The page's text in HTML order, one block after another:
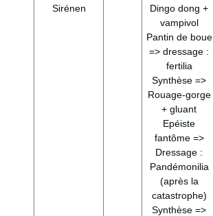
Sirénen
Dingo dong +
vampivol
Pantin de boue
=> dressage :
fertilia
Synthèse =>
Rouage-gorge
+ gluant
Epéiste
fantôme =>
Dressage :
Pandémonilia
(après la
catastrophe)
Synthèse =>